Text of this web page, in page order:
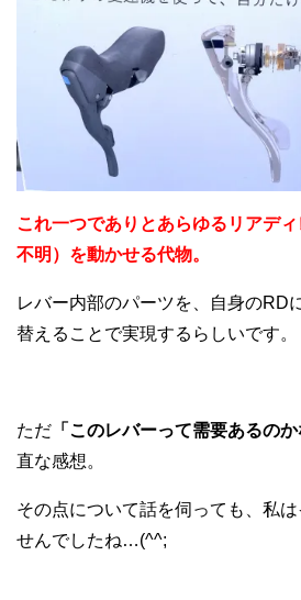
これ一つでありとあらゆるリアデ
不明）を動かせる代物。
レバー内部のパーツを、自身のRD
替えることで実現するらしいです。
ただ 「このレバーって需要あるのか
直な感想。
その点について話を伺っても、私
せんでしたね…(^^;